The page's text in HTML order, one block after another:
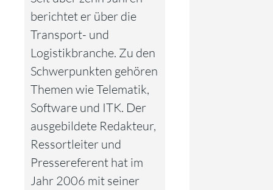
berichtet er über die
Transport- und
Logistikbranche. Zu den
Schwerpunkten gehören
Themen wie Telematik,
Software und ITK. Der
ausgebildete Redakteur,
Ressortleiter und
Pressereferent hat im
Jahr 2006 mit seiner